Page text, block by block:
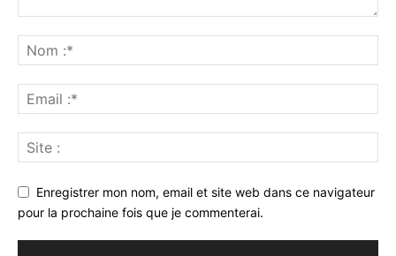
Enregistrer mon nom, email et site web dans ce navigateur
pour la prochaine fois que je commenterai.